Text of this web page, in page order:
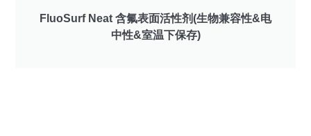
FluoSurf Neat 含氟表面活性剂(生物兼容性&电
中性&室温下保存)